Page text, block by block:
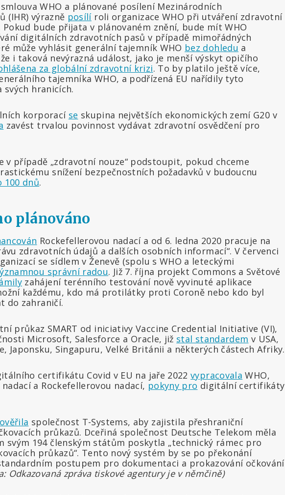
WHO a plánované posílení Mezinárodních
(IHR) výrazně posílíroli organizace WHO při utváření zdravotní
bude přijata v plánovaném znění, bude mít WHO
digitálních zdravotních pasů v případě mimořádných
může vyhlásit generální tajemník WHO bez dohledu a
i taková nevýrazná událost, jako je menší výskyt opičího
za globální zdravotní krizi. To by platilo ještě více,
tajemníka WHO, a podřízená EU nařídily tyto
hranicích.
korporací se skupina největších ekonomických zemí G20 v
zavést trvalou povinnost vydávat zdravotní osvědčení pro
v případě „zdravotní nouze“ podstoupit, pokud chceme
snížení bezpečnostních požadavků v budoucnu
100 dnů.
plánováno
Rockefellerovou nadací a od 6. ledna 2020 pracuje na
zdravotních údajů a dalších osobních informací“. V červenci
se sídlem v Ženevě (spolu s WHO a leteckými
správní radou. Již 7. října projekt Commons a Světové
zahájení terénního testování nově vyvinuté aplikace
každému, kdo má protilátky proti Coroně nebo kdo byl
do zahraničí.
průkaz SMART od iniciativy Vaccine Credential Initiative (VI),
Microsoft, Salesforce a Oracle, již stal standardem v USA,
Japonsku, Singapuru, Velké Británii a některých částech Afriky.
certifikátu Covid v EU na jaře 2022vypracovala WHO,
a Rockefellerovou nadací, pokyny pro digitální certifikáty
společnost T-Systems, aby zajistila přeshraniční
průkazů. Dceřiná společnost Deutsche Telekom měla
svým 194 členským státům poskytla „technický rámec pro
průkazů“. Tento nový systém by se po překonání
postupem pro dokumentaci a prokazování očkování
Odkazovaná zpráva tiskové agentury je v němčině)